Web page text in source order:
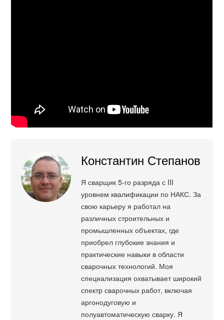
Константин Степанов
Я сварщик 5-го разряда с III
уровнем квалификации по НАКС. За
свою карьеру я работал на
различных строительных и
промышленных объектах, где
приобрел глубокие знания и
практические навыки в области
сварочных технологий. Моя
специализация охватывает широкий
спектр сварочных работ, включая
аргонодуговую и
полуавтоматическую сварку. Я